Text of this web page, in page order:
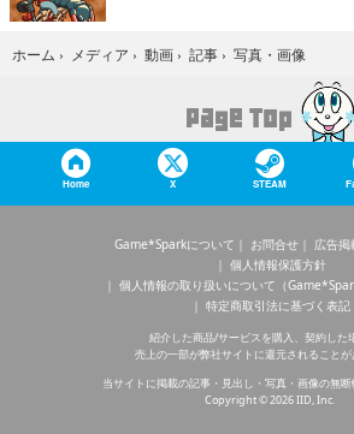
ホーム › メディア › 動画 › 記事 › 写真・画像
Home X STEAM
Game*Sparkについて お問合せ 広告掲
個人情報保護方針
個人情報の取り扱いについて（
特定商取引法に基づく表記
紹介した商品/サービスを購入、契約した
売上の一部が弊社サイトに還元されることが
当サイトに掲載の記事・見出し・写真・画像の無断
Copyright © 2026 IID, Inc.